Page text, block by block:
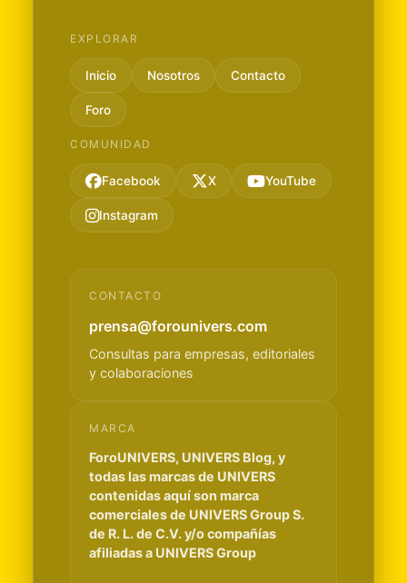
EXPLORAR
Inicio Nosotros Contacto
Foro
COMUNIDAD
Facebook X YouTube
Instagram
CONTACTO
prensa@forounivers.com
Consultas para empresas, editoriales
y colaboraciones
MARCA
ForoUNIVERS, UNIVERS Blog, y
todas las marcas de UNIVERS
contenidas aquí son marca
comerciales de UNIVERS Group S.
de R. L. de C.V. y/o compañías
afiliadas a UNIVERS Group